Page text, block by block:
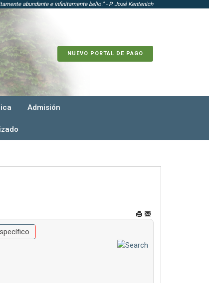
abundante e infinitamente bello." - P. José Kentenich
NUEVO PORTAL DE PAGO
Admisión